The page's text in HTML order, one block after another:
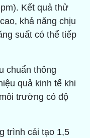
Kết quả thử
khả năng chịu
suất có thể tiếp
chuẩn thông
quả kinh tế khi
trường có độ
trình cải tạo 1,5